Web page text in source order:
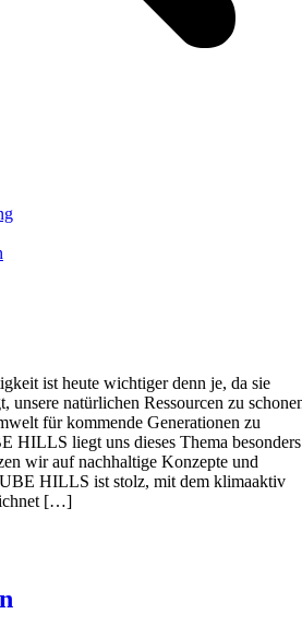
ist heute wichtiger denn je, da sie
unsere natürlichen Ressourcen zu
für kommende Generationen zu
HILLS liegt uns dieses Thema besonders
wir auf nachhaltige Konzepte und
HILLS ist stolz, mit dem klimaaktiv
[…]